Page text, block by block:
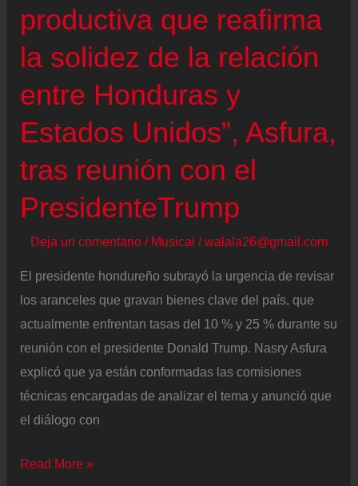
asegurar
pago
hospitales
productiva que reafirma
la solidez de la relación
entre Honduras y
Estados Unidos”, Asfura,
tras reunión con el
PresidenteTrump
Deja un comentario / Musical /walala26@gmail.com
El presidente hondureño subrayó la urgencia de revisar
los aranceles que gravan bienes clave del país, que
actualmente enfrentan tasas del 10 % y 25 % durante su
reunión con el presidente Donald Trump. Nasry Asfura
explicó que ya están conformadas las comisiones
técnicas encargadas de analizar el tema y anunció que
el diálogo con
“Fue
Read More »